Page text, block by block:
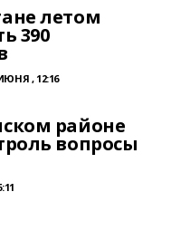
летом
390
, 12:16
районе
вопросы